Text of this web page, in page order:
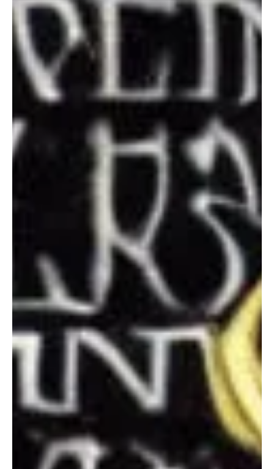
Fundamentales
Masonería uruguaya fortalece su compromiso con la ética y la
disciplina.